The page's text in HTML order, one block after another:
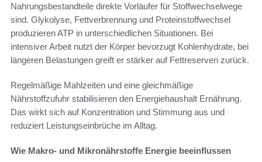
Nahrungsbestandteile direkte Vorläufer für Stoffwechselwege
sind. Glykolyse, Fettverbrennung und Proteinstoffwechsel
produzieren ATP in unterschiedlichen Situationen. Bei
intensiver Arbeit nutzt der Körper bevorzugt Kohlenhydrate, bei
längeren Belastungen greift er stärker auf Fettreserven zurück.
Regelmäßige Mahlzeiten und eine gleichmäßige
Nährstoffzufuhr stabilisieren den Energiehaushalt Ernährung.
Das wirkt sich auf Konzentration und Stimmung aus und
reduziert Leistungseinbrüche im Alltag.
Wie Makro- und Mikronährstoffe Energie beeinflussen